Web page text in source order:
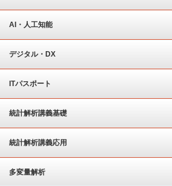
AI・人工知能
デジタル・DX
ITパスポート
統計解析講義基礎
統計解析講義応用
多変量解析